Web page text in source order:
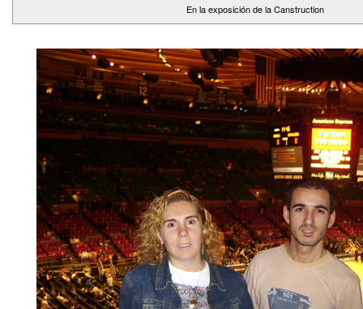
En la exposición de la Canstruction